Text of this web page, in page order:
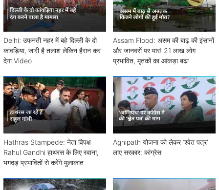
Delhi: उफनती नहर में बहे दिल्ली के दो
कांवड़िया, जारी है तलाश लेकिन हैरान कर
देगा Video
Assam Flood: असम की बाढ़ की इंसानों
और जानवरों पर मार! 21 लाख लोग
प्रभावित, मृतकों का आंकड़ा बढा
Hathras Stampede: नेता विपक्ष
Rahul Gandhi हाथरस के लिए रवाना,
भगदड़ प्रभावितों से करेंगे मुलाकात
Agnipath योजना को लेकर ‘श्वेत पत्र’
लाए सरकार: कांग्रेस